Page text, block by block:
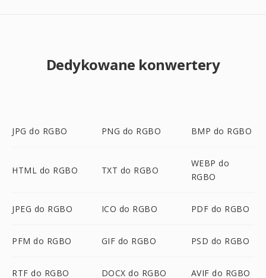
Dedykowane konwertery
JPG do RGBO PNG do RGBO BMP do RGBO
HTML do RGBO TXT do RGBO
WEBP do
RGBO
JPEG do RGBO ICO do RGBO PDF do RGBO
PFM do RGBO GIF do RGBO PSD do RGBO
RTF do RGBO DOCX do RGBO AVIF do RGBO